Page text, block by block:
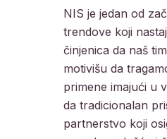
NIS je jedan od
trendove koji
činjenica da naš
motivišu da
primene imajući u
da tradicionalan
partnerstvo koji